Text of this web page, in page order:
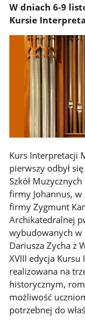
W dniach 6-9
Kursie
Kurs Interpretacji
pierwszy odbył
Szkół
firmy Johannus, w
firmy Zygmunt
Archikatedralnej
wybudowanych
Dariusza Zycha z
XVIII edycja
realizowana na
historycznym,
możliwość
potrzebnej do